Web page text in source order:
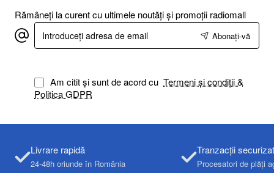
Rămâneți la curent cu ultimele noutăți și promoții radiomall
Introduceți
adresa
de
Abonați-vă
Am citit și sunt de acord cu Termeni și condiții &
Politica GDPR
Livrare rapidă
24-48h oriunde în România
Tranzacții
Procesatori de plăți